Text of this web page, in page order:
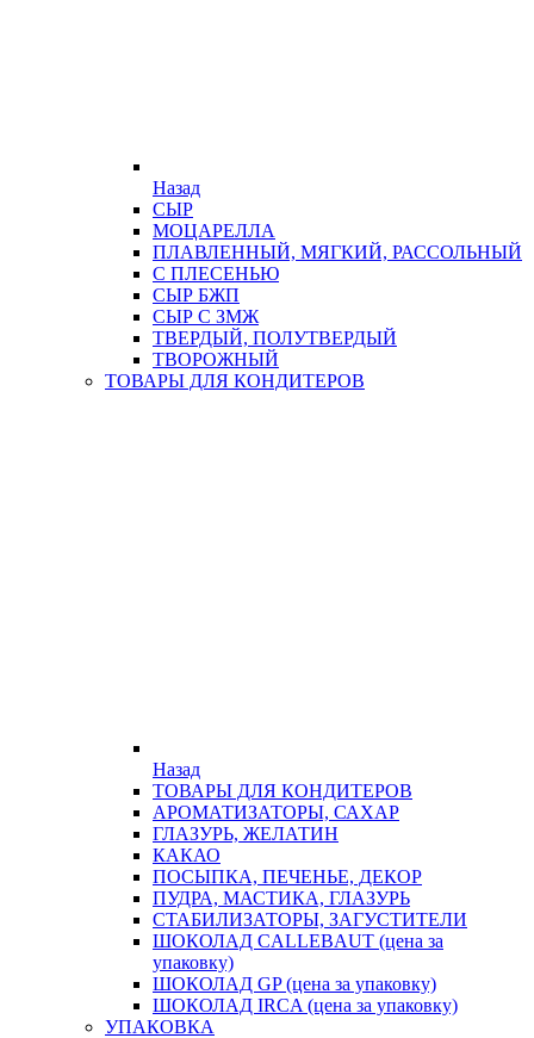
Назад
СЫР
МОЦАРЕЛЛА
ПЛАВЛЕННЫЙ, МЯГКИЙ, РАССОЛЬНЫЙ
С ПЛЕСЕНЬЮ
СЫР БЖП
СЫР С ЗМЖ
ТВЕРДЫЙ, ПОЛУТВЕРДЫЙ
ТВОРОЖНЫЙ
ТОВАРЫ ДЛЯ КОНДИТЕРОВ
Назад
ТОВАРЫ ДЛЯ КОНДИТЕРОВ
АРОМАТИЗАТОРЫ, САХАР
ГЛАЗУРЬ, ЖЕЛАТИН
КАКАО
ПОСЫПКА, ПЕЧЕНЬЕ, ДЕКОР
ПУДРА, МАСТИКА, ГЛАЗУРЬ
СТАБИЛИЗАТОРЫ, ЗАГУСТИТЕЛИ
ШОКОЛАД CALLEBAUT (цена за
упаковку)
ШОКОЛАД GP (цена за упаковку)
ШОКОЛАД IRCA (цена за упаковку)
УПАКОВКА